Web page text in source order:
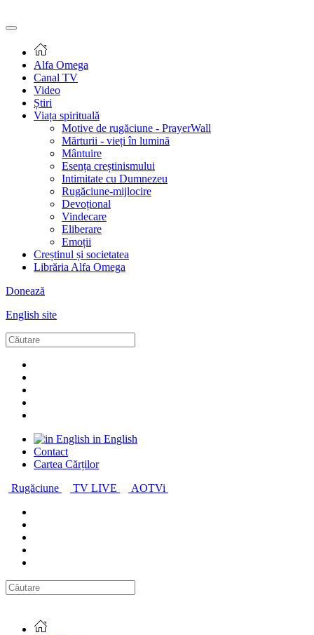
Alfa Omega
Canal TV
Video
Știri
Viața spirituală
Motive de rugăciune - PrayerWall
Mărturii - vieți în lumină
Mântuire
Esența creștinismului
Intimitate cu Dumnezeu
Rugăciune-mijlocire
Devoțional
Vindecare
Eliberare
Emoții
Creștinul și societatea
Librăria Alfa Omega
Donează
English site
in English
Contact
Cartea Cărților
Rugăciune
TV LIVE AOTVi